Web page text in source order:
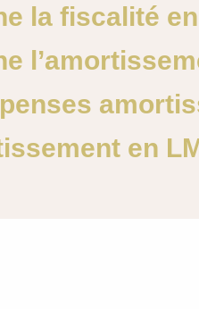
la fiscalité
en